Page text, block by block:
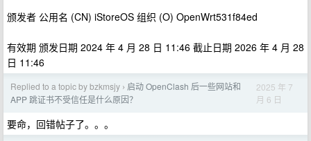
颁发者 公用名 (CN) iStoreOS 组织 (O) OpenWrt531f84ed
有效期 颁发日期 2024 年 4 月 28 日 11:46 截止日期 2026 年 4 月 28
日 11:46
Replied to a topic by bzkmsjy › 启动 OpenClash 后一些网站和
APP 跳证书不受信任是什么原因？
2025 年 7
月 6 日
要命，回错帖子了。。。